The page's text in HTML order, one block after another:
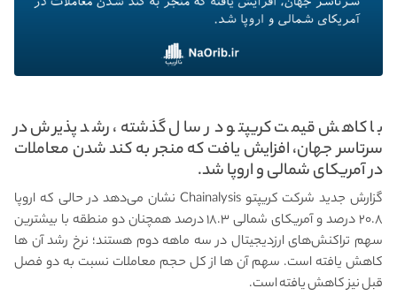
با کاهش قیمت کریپتو در سال گذشته، رشد پذیرش در
سرتاسر جهان، افزایش یافت که منجر به کند شدن معاملات
در آمریکای شمالی و اروپا شد.
گزارش جدید شرکت کریپتو Chainalysis نشان می‌دهد در حالی که اروپا
۲۰.۸ درصد و آمریکای شمالی ۱۸.۳ درصد همچنان دو منطقه با بیشترین
سهم تراکنش‌های ارز‌دیجیتال در سه ماهه دوم هستند؛ نرخ رشد آن ها
کاهش یافته است. سهم آن ها از کل حجم معاملات نسبت به دو فصل
قبل نیز کاهش یافته است.